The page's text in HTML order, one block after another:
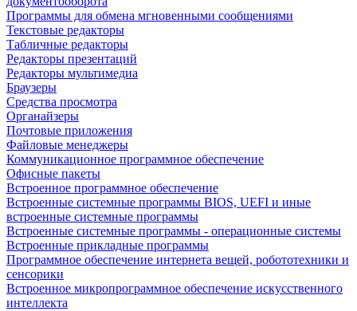
Программы для обмена мгновенными сообщениями
Текстовые редакторы
Табличные редакторы
Редакторы презентаций
Редакторы мультимедиа
Браузеры
Средства просмотра
Органайзеры
Почтовые приложения
Файловые менеджеры
Коммуникационное программное обеспечение
Офисные пакеты
Встроенное программное обеспечение
Встроенные системные программы BIOS, UEFI и иные
встроенные системные программы
Встроенные системные программы - операционные системы
Встроенные прикладные программы
Программное обеспечение интернета вещей, робототехники и
сенсорики
Встроенное микропрограммное обеспечение искусственного
интеллекта